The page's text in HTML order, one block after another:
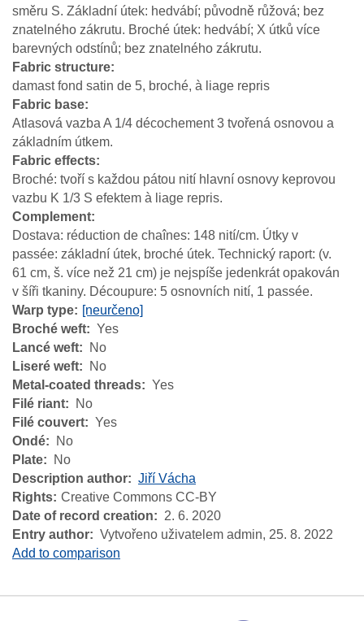
směru S. Základní útek: hedvábí; původně růžová; bez
znatelného zákrutu. Broché útek: hedvábí; X útků více
barevných odstínů; bez znatelného zákrutu.
Fabric structure
damast fond satin de 5, broché, à liage repris
Fabric base
Atlasová vazba A 1/4 décochement 3 tvořená osnovou a
základním útkem.
Fabric effects
Broché: tvoří s každou pátou nití hlavní osnovy keprovou
vazbu K 1/3 S efektem à liage repris.
Complement
Dostava: réduction de chaînes: 148 nití/cm. Útky v
passée: základní útek, broché útek. Technický raport: (v.
61 cm, š. více než 21 cm) je nejspíše jedenkrát opakován
v šíři tkaniny. Découpure: 5 osnovních nití, 1 passée.
Warp type
[neurčeno]
Broché weft
Yes
Lancé weft
No
Liseré weft
No
Metal-coated threads
Yes
Filé riant
No
Filé couvert
Yes
Ondé
No
Plate
No
Description author
Jiří Vácha
Rights Creative Commons CC-BY
Date of record creation
2. 6. 2020
Entry author
Vytvořeno uživatelem admin, 25. 8. 2022
Add to comparison